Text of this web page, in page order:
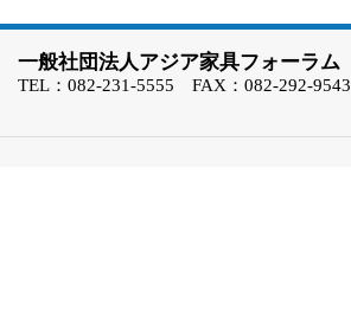
一般社団法人アジア家具フォーラム
TEL：082-231-5555 FAX：082-292-9543